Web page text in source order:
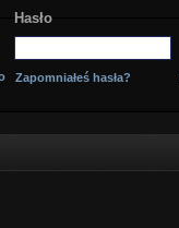
Hasło
Zapomniałeś hasła?